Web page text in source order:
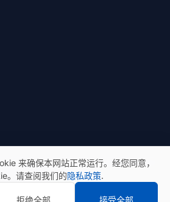
。保留所有权利。
来确保本网站正常运行。经您同意，
。请查阅我们的隐私政策.
拒绝全部 接受全部